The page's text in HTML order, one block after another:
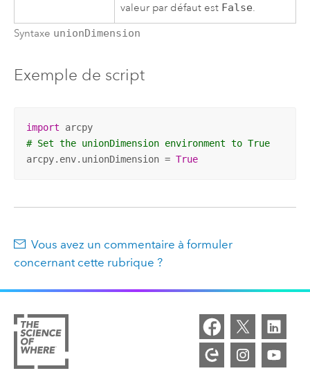
valeur par défaut est False.
Syntaxe unionDimension
Exemple de script
import
arcpy
# Set the unionDimension environment to True
arcpy.env.unionDimension = True
Vous avez un commentaire à formuler
concernant cette rubrique ?